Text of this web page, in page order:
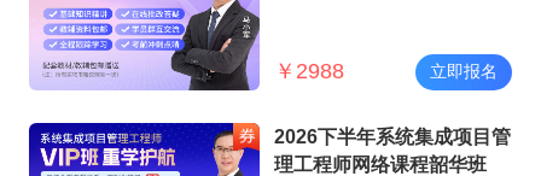
￥ 2988 立即报名
2026下半年系统集成项目管
理工程师网络课程韶华班